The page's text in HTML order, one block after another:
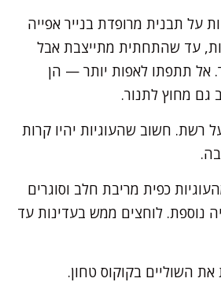
על תבנית מרופדת בנייר אפייה
12-15 דקות, עד שהתחתית מתייצבת אבל
אל תתפתו לאפות יותר — הן
גם מחוץ לתנור.
רשת. חשוב שהעוגיות יהיו קרות
כפית מריבת חלב וסוגרים
נוספת. לוחצים ממש בעדינות עד
את השוליים בקוקוס טחון.